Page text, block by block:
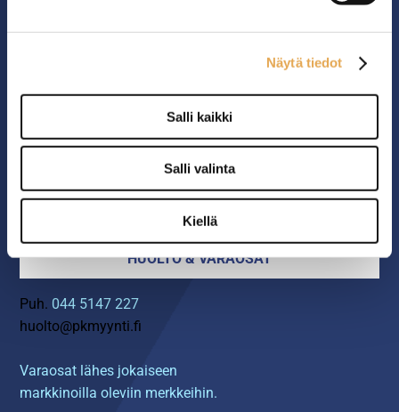
Näytä tiedot
Salli kaikki
Salli valinta
Kiellä
06 4217 100
Myynnin yhteystiedot ›
HUOLTO & VARAOSAT
Puh. 044 5147 227
huolto@pkmyynti.fi
Varaosat lähes jokaiseen
markkinoilla oleviin merkkeihin.